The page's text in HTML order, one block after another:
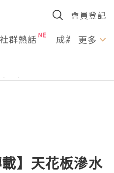
會員登記
社群熱話 成為U更多
載】天花板滲水